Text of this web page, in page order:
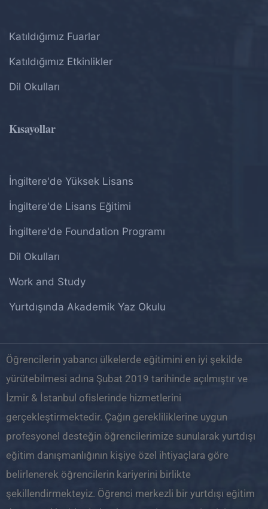
Katıldığımız Fuarlar
Katıldığımız Etkinlikler
Dil Okulları
Kısayollar
İngiltere'de Yüksek Lisans
İngiltere'de Lisans Eğitimi
İngiltere'de Foundation Programı
Dil Okulları
Work and Study
Yurtdışında Akademik Yaz Okulu
Öğrencilerin yabancı ülkelerde eğitimini en iyi şekilde
yürütebilmesi adına Şubat 2019 tarihinde açılmıştır ve
İzmir & İstanbul ofislerinde hizmetlerini
gerçekleştirmektedir. Çağın gerekliliklerine uygun
profesyonel desteğin öğrencilerimize sunularak yurtdışı
eğitim danışmanlığının kişiye özel ihtiyaçlara göre
belirlenerek öğrencilerin kariyerini birlikte
şekillendirmekteyiz. Öğrenci merkezli bir yurtdışı eğitim